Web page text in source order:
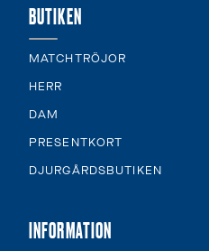
BUTIKEN
MATCHTRÖJOR
HERR
DAM
PRESENTKORT
DJURGÅRDSBUTIKEN
INFORMATION